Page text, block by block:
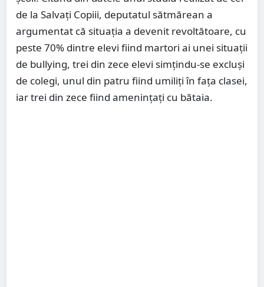
de la Salvați Copiii, deputatul sătmărean a
argumentat că situația a devenit revoltătoare, cu
peste 70% dintre elevi fiind martori ai unei situații
de bullying, trei din zece elevi simțindu-se excluși
de colegi, unul din patru fiind umiliți în fața clasei,
iar trei din zece fiind amenințați cu bătaia.